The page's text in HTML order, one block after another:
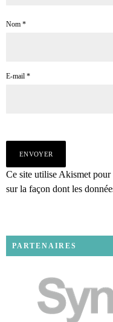
Nom *
E-mail *
Ce site utilise Akismet pour
sur la façon dont les
PARTENAIRES